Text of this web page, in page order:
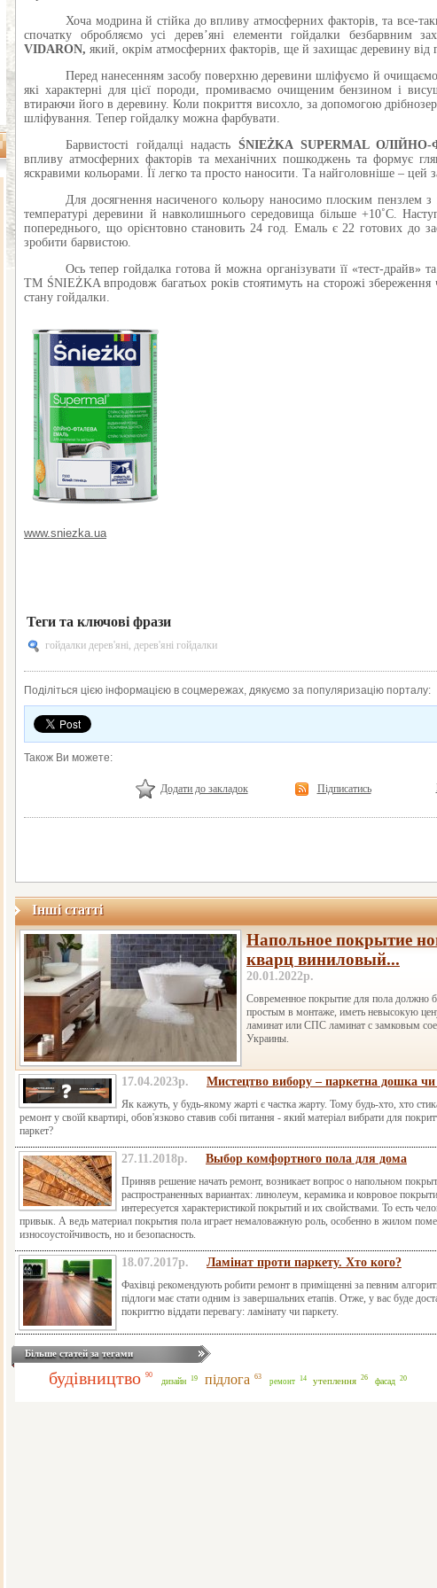
Хоча модрина й стійка до впливу атмосферних факторів, та все-
спочатку обробляємо усі дерев’яні елементи гойдалки безбарвним
VIDARON, який, окрім атмосферних факторів, ще й захищає деревину від
Перед нанесенням засобу поверхню деревини шліфуємо й
які характерні для цієї породи, промиваємо очищеним бензином і
втираючи його в деревину. Коли покриття висохло, за допомогою
шліфування. Тепер гойдалку можна фарбувати.
Барвистості гойдалці надасть ŚNIEŻKA SUPERMAL
впливу атмосферних факторів та механічних пошкоджень та формує
яскравими кольорами. Її легко та просто наносити. Та найголовніше – цей
Для досягнення насиченого кольору наносимо плоским пензлем
температурі деревини й навколишнього середовища більше +10˚С.
попереднього, що орієнтовно становить 24 год. Емаль є 22 готових до
зробити барвистою.
Ось тепер гойдалка готова й можна організувати її «тест-драйв»
ТМ ŚNIEŻKA впродовж багатьох років стоятимуть на сторожі збереження
стану гойдалки.
www.sniezka.ua
Теги та ключові фрази
гойдалки дерев'яні, дерев'яні гойдалки
Поділіться цією інформацією в соцмережах, дякуємо за популяризацію порталу:
Також Ви можете:
Додати до закладок Підписатись
Інші статті
Напольное покрытие
кварц виниловый...
20.01.2022р.
Современное покрытие для пола должно
простым в монтаже, иметь невысокую
ламинат или СПС ламинат с замковым
Украины.
17.04.2023р. Мистецтво вибору – паркетна дошка чи
Як кажуть, у будь-якому жарті є частка жарту. Тому будь-хто, хто
ремонт у своїй квартирі, обов'язково ставив собі питання - який матеріал вибрати для
паркет?
27.11.2018р. Выбор комфортного пола для дома
Приняв решение начать ремонт, возникает вопрос о напольном
распространенных вариантах: линолеум, керамика и ковровое
интересуется характеристикой покрытий и их свойствами. То есть
привык. А ведь материал покрытия пола играет немаловажную роль, особенно в жилом
износоустойчивость, но и безопасность.
18.07.2017р. Ламінат проти паркету. Хто кого?
Фахівці рекомендують робити ремонт в приміщенні за певним
підлоги має стати одним із завершальних етапів. Отже, у вас буде
покриттю віддати перевагу: ламінату чи паркету.
Більше статей за тегами
будівництво 90
дизайн 19 підлога 63
ремонт 14 утеплення 26 фасад 20